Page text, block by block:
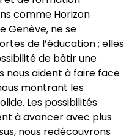
comme Horizon
Genève, ne se
de l’éducation ; elles
de bâtir une
nous aident à faire face
montrant les
Les possibilités
à avancer avec plus
nous redécouvrons